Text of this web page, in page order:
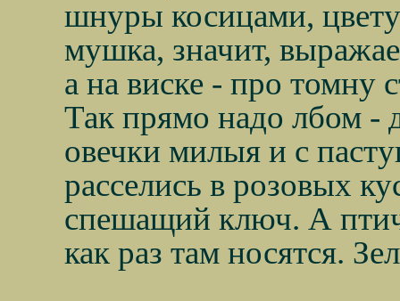
шнуры косицами,
мушка, значит,
а на виске - про томну
Так прямо надо лбом -
овечки милыя и с
расселись в розовых
спешащий ключ. А
как раз там носятся.